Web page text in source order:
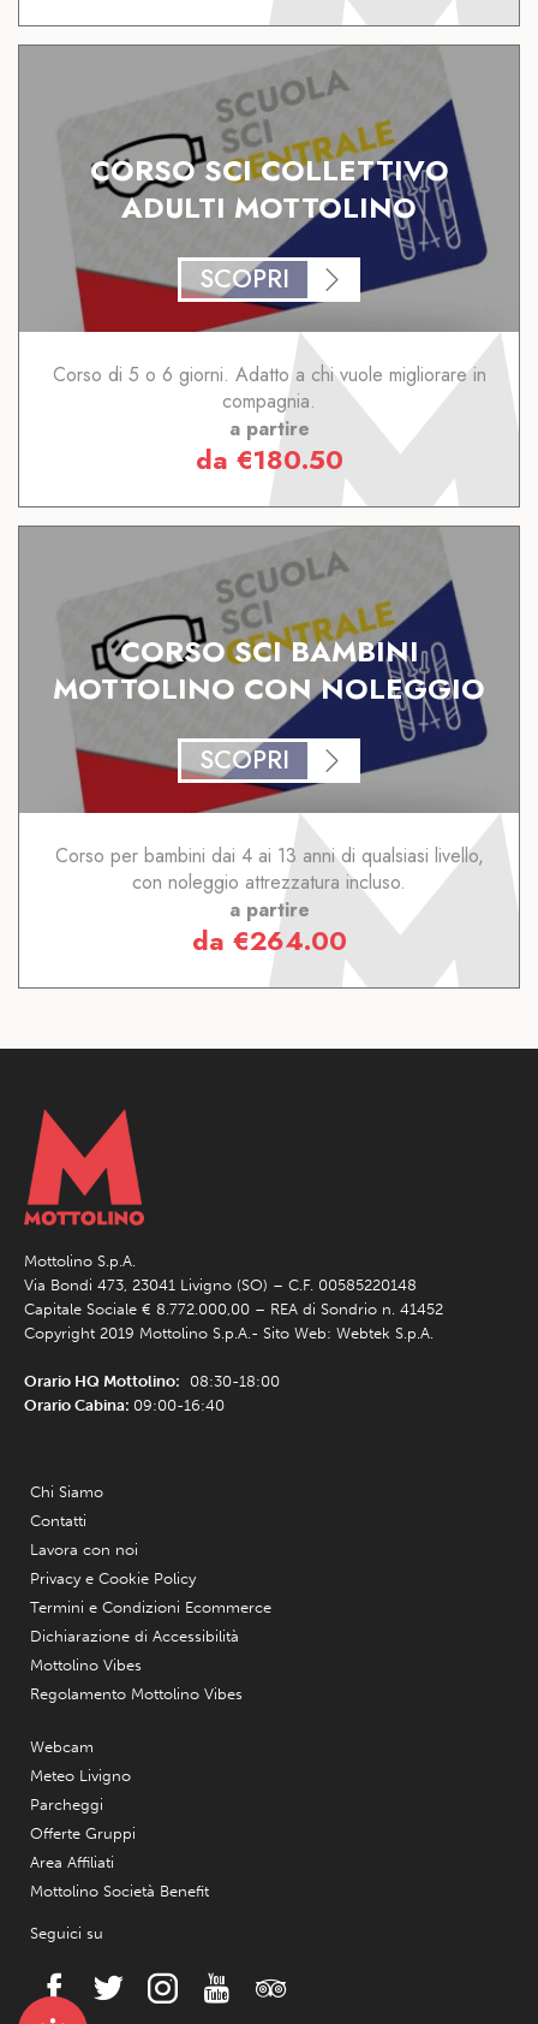
CORSO SCI COLLETTIVO
ADULTI MOTTOLINO
SCOPRI
Corso di 5 o 6 giorni. Adatto a chi vuole migliorare in
compagnia.
a partire
da €180.50
CORSO SCI BAMBINI
MOTTOLINO CON NOLEGGIO
SCOPRI
Corso per bambini dai 4 ai 13 anni di qualsiasi livello,
con noleggio attrezzatura incluso.
a partire
da €264.00
Mottolino S.p.A.
Via Bondi 473, 23041 Livigno (SO) – C.F. 00585220148
Capitale Sociale € 8.772.000,00 – REA di Sondrio n. 41452
Copyright 2019 Mottolino S.p.A.- Sito Web: Webtek S.p.A.
Orario HQ Mottolino: 08:30-18:00
Orario Cabina: 09:00-16:40
Chi Siamo
Contatti
Lavora con noi
Privacy e Cookie Policy
Termini e Condizioni Ecommerce
Dichiarazione di Accessibilità
Mottolino Vibes
Regolamento Mottolino Vibes
Webcam
Meteo Livigno
Parcheggi
Offerte Gruppi
Area Affiliati
Mottolino Società Benefit
Seguici su